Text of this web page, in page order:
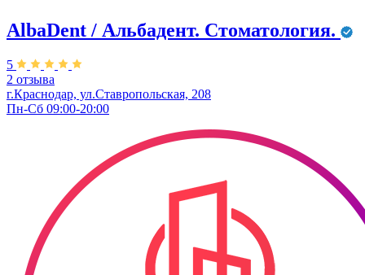
AlbaDent / Альбадент. Стоматология.
5
2 отзыва
г.Краснодар, ул.Ставропольская, 208
Пн-Сб 09:00-20:00